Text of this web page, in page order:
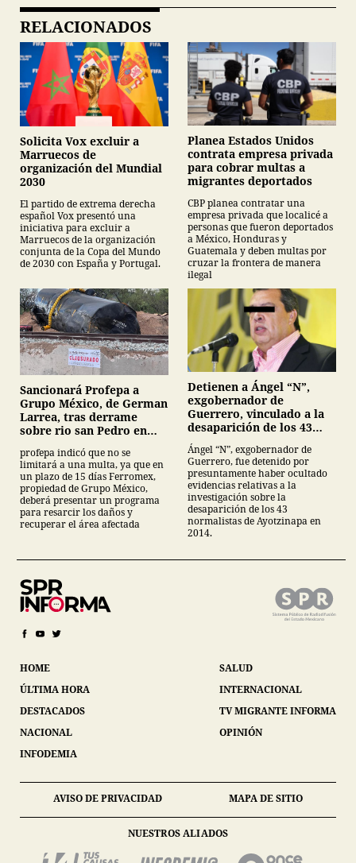
RELACIONADOS
Solicita Vox excluir a
Marruecos de
organización del Mundial
2030
El partido de extrema derecha
español Vox presentó una
iniciativa para excluir a
Marruecos de la organización
conjunta de la Copa del Mundo
de 2030 con España y Portugal.
Planea Estados Unidos
contrata empresa privada
para cobrar multas a
migrantes deportados
CBP planea contratar una
empresa privada que localicé a
personas que fueron deportados
a México, Honduras y
Guatemala y deben multas por
cruzar la frontera de manera
ilegal
Sancionará Profepa a
Grupo México, de German
Larrea, tras derrame
sobre rio san Pedro en
profepa indicó que no se
limitará a una multa, ya que en
un plazo de 15 días Ferromex,
propiedad de Grupo México,
deberá presentar un programa
para resarcir los daños y
recuperar el área afectada
Detienen a Ángel “N”,
exgobernador de
Guerrero, vinculado a la
desaparición de los 43
normalistas de
Ayotzinapa
Ángel “N”, exgobernador de
Guerrero, fue detenido por
presuntamente haber ocultado
evidencias relativas a la
investigación sobre la
desaparición de los 43
normalistas de Ayotzinapa en
2014.
HOME
ÚLTIMA HORA
DESTACADOS
NACIONAL
INFODEMIA
SALUD
INTERNACIONAL
TV MIGRANTE INFORMA
OPINIÓN
AVISO DE PRIVACIDAD MAPA DE SITIO
NUESTROS ALIADOS